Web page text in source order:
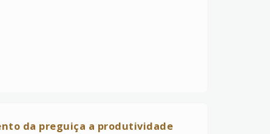
da preguiça a produtividade